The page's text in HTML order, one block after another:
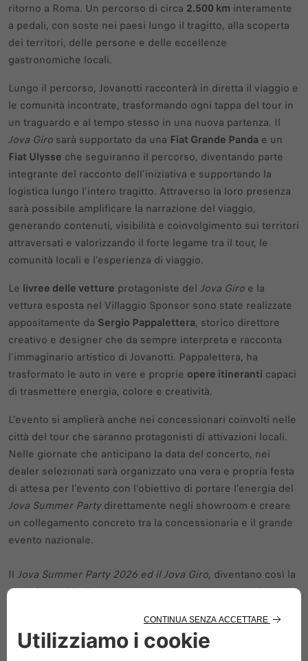
ritorno a Roma. Un percorso di circa 2.500 km interamente
a pedali, con soste nei paesi lungo il tragitto, alla scoperta
dei territori, delle persone e delle eccellenze
gastronomiche locali.
Lungo il percorso, Jovanotti racconterà in diretta il viaggio e
le comunità incontrate, trasformando ogni tappa del tour in
un traguardo e al tempo stesso in una nuova partenza. Il
Jova Giro sarà supportato da una Fiat Grande Panda e un
Fiat Ulysse che seguiranno il percorso, diventando parte
integrante del racconto dell'iniziativa e supportando la
logistica lungo l'intero tragitto. Attraverso la loro presenza
sarà possibile amplificare la narrazione del viaggio,
generando contenuti, visibilità e coinvolgimento sui territori
attraversati e valorizzando il forte legame tra il tour, le
comunità locali e l'esperienza di viaggio.
Le livree delle vetture protagoniste del Jova Giro e la
vettura esposta nel Villaggio Sponsor sono state realizzate
appositamente da Sergio Pappalettera, storico direttore
creativo e designer che da sempre interpreta e racconta
l'immaginario artistico di Jovanotti. Pappalettera, ha
trasformato le auto in vere e proprie opere itineranti capaci
di trasmettere energia, colore e creatività.
L’evento si amplierà anche nei concessionari coinvolti nelle
città del tour che saranno protagonisti di attivazioni locali.
Nelle giornate che anticipano la data del concerto, nei
dealer selezionati sarà organizzato una vera e propria festa
di attesa per l’evento con l'obiettivo di portare l'energia del
Jova Summer Partydirettamente negli showroom e creare
un collegamento concreto tra la concessionaria e il grande
evento nazionale.
Il Jova Summer Party 2026 ed il Jova Giro, diventano così la
piattaforma ideale per raccontare — attraverso musica,
mette al centro i valori di positività, libertà e italianità.